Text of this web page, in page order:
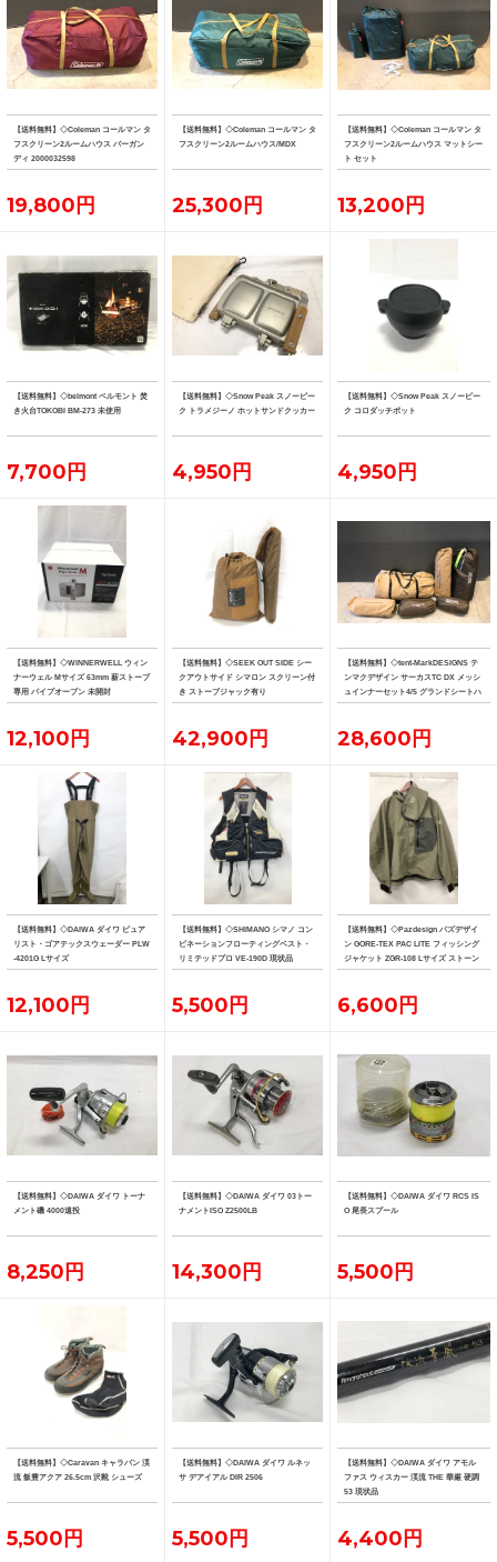
【送料無料】◇Coleman コールマン タ
フスクリーン2ルームハウス バーガン
ディ 2000032598
19,800円
【送料無料】◇Coleman コールマン タ
フスクリーン2ルームハウス/MDX
25,300円
【送料無料】◇Coleman コールマン タ
フスクリーン2ルームハウス マットシー
ト セット
13,200円
【送料無料】◇belmont ベルモント 焚
き火台TOKOBI BM-273 未使用
7,700円
【送料無料】◇Snow Peak スノーピー
ク トラメジーノ ホットサンドクッカー
4,950円
【送料無料】◇Snow Peak スノーピー
ク コロダッチポット
4,950円
【送料無料】◇WINNERWELL ウィン
ナーウェル Mサイズ 63mm 薪ストーブ
専用 パイプオーブン 未開封
12,100円
【送料無料】◇SEEK OUT SIDE シー
クアウトサイド シマロン スクリーン付
き ストーブジャック有り
42,900円
【送料無料】◇tent-MarkDESIGNS テ
ンマクデザイン サーカスTC DX メッシ
ュインナーセット4/5 グランドシートハ
ーフ フロントフラップ
28,600円
【送料無料】◇DAIWA ダイワ ピュア
リスト・ゴアテックスウェーダー PLW
-4201G Lサイズ
12,100円
【送料無料】◇SHIMANO シマノ コン
ビネーションフローティングベスト・
リミテッドプロ VE-190D 現状品
5,500円
【送料無料】◇Pazdesign パズデザイ
ン GORE-TEX PAC LITE フィッシング
ジャケット ZGR-108 Lサイズ ストーン
系カラー
6,600円
【送料無料】◇DAIWA ダイワ トーナ
メント磯 4000遠投
8,250円
【送料無料】◇DAIWA ダイワ 03トー
ナメントISO Z2500LB
14,300円
【送料無料】◇DAIWA ダイワ RCS IS
O 尾長スプール
5,500円
【送料無料】◇Caravan キャラバン 渓
流 飯豊アクア 26.5cm 沢靴 シューズ
5,500円
【送料無料】◇DAIWA ダイワ ルネッ
サ デアイアル DIR 2506
5,500円
【送料無料】◇DAIWA ダイワ アモル
ファス ウィスカー 渓流 THE 華厳 硬調
53 現状品
4,400円